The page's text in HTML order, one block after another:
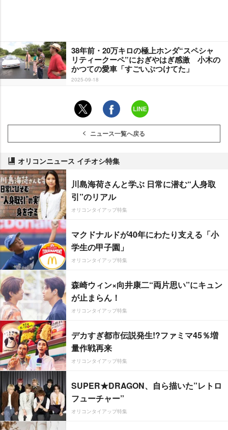
38年前・20万キロの極上ホンダ“スペシャ
リティークーペ”におぎやはぎ感激 小木の
かつての愛車「すごいぶつけてた」
2025-09-18
ニュース一覧へ戻る
オリコンニュース イチオシ特集
川島海荷さんと学ぶ 日常に潜む“人身取
引”のリアル
オリコンタイアップ特集
マクドナルドが40年にわたり支える「小
学生の甲子園」
オリコンタイアップ特集
森崎ウィン×向井康二“両片思い”にキュン
が止まらん！
オリコンタイアップ特集
デカすぎ都市伝説発生!?ファミマ45％増
量作戦再来
オリコンタイアップ特集
SUPER★DRAGON、自ら描いた”レトロ
フューチャー”
オリコンタイアップ特集